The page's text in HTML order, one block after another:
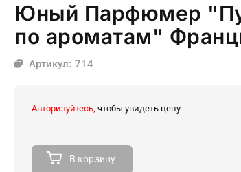
Юный Парфюмер
по ароматам"
Артикул: 714
Авторизуйтесь, чтобы увидеть цену
В корзину